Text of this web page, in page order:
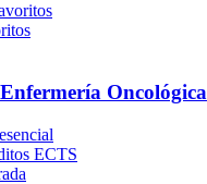
Oncológica
ECTS